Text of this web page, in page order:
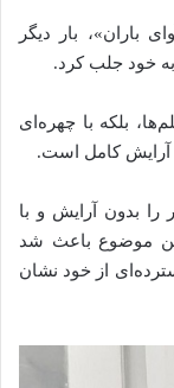
باران»، بار دیگر
خود جلب کرد.
بلکه با چهره‌ای
آرایش کامل است.
را بدون آرایش و با
موضوع باعث شد
از خود نشان